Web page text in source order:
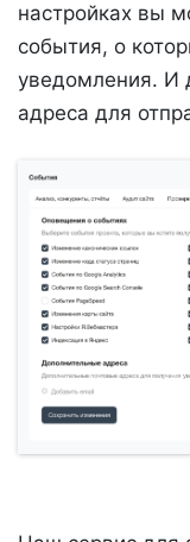
настройках вы
события, о
уведомления. И
адреса для